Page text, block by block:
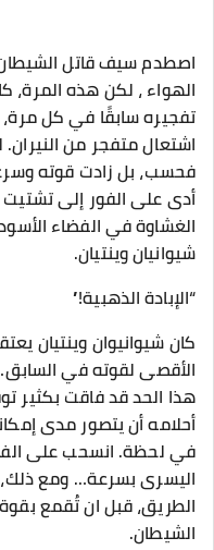
اصطدم سيف قاتل
الهواء ، لكن هذه
تفجيره سابقًا في كل
اشتعال متفجر من
فحسب، بل زادت قوته
أدى على الفور إلى تشتيت
الغشاوة في الفضاء
شيوانيان وينتيان.
“الإبادة الذهبية!”
كان شيوانيوان وينتيان
الأقصى لقوته في
هذا الحد قد فاقت بكثير
أحلامه أن يتصور مدى
في لحظة. انسحب على
اليسرى بسرعة… ومع
الطريق، قبل ان تُقمع
الشيطان.